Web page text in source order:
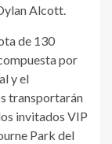
Alcott.
de 130
por
y el
transportarán
invitados VIP
Park del